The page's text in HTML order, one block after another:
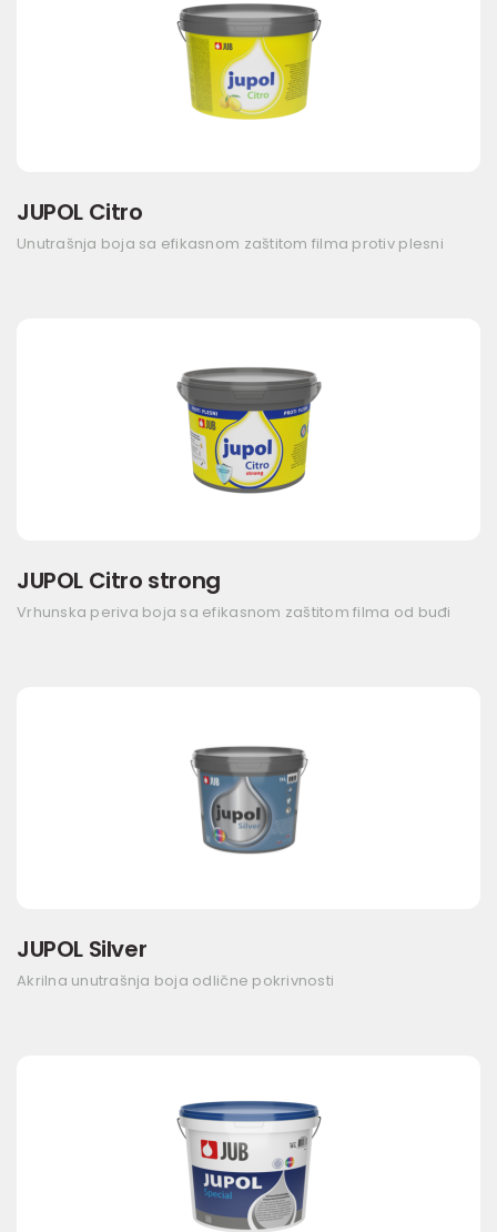
JUPOL Citro
Unutrašnja boja sa efikasnom zaštitom filma protiv plesni
JUPOL Citro strong
Vrhunska periva boja sa efikasnom zaštitom filma od buđi
JUPOL Silver
Akrilna unutrašnja boja odlične pokrivnosti